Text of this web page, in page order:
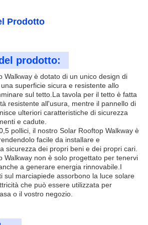
Prodotto
prodotto:
Walkway è dotato di un unico design di
superficie sicura e resistente allo
sul tetto.La tavola per il tetto è fatta
resistente all'usura, mentre il pannello di
ulteriori caratteristiche di sicurezza
e cadute.
pollici, il nostro Solar Rooftop Walkway è
facile da installare e
sicurezza dei propri beni e dei propri cari.
Walkway non è solo progettato per tenervi
a generare energia rinnovabile.I
sul marciapiede assorbono la luce solare
che può essere utilizzata per
o il vostro negozio.